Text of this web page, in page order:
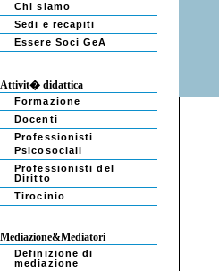
Chi siamo
Sedi e recapiti
Essere Soci GeA
Attivit� didattica
Formazione
Docenti
Professionisti
Psicosociali
Professionisti del
Diritto
Tirocinio
Mediazione&Mediatori
Definizione di
mediazione